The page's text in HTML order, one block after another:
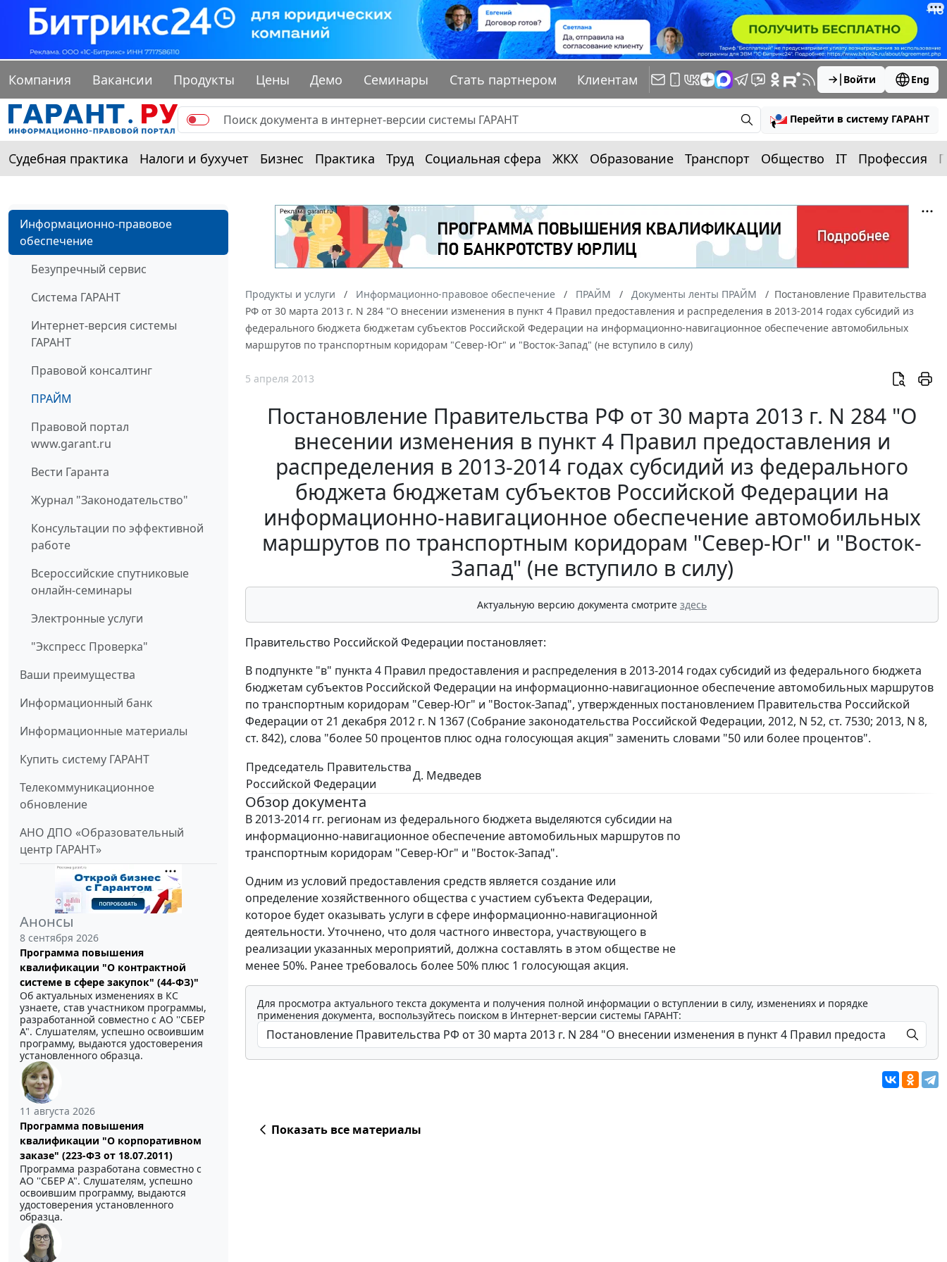
Компания Вакансии Продукты Цены Демо Семинары Стать партнером Клиентам Войти Eng
Перейти в систему ГАРАНТ
Судебная практика Налоги и бухучет Бизнес Практика Труд Социальная сфера ЖКХ Образование Транспорт Общество IT Профессия
Информационно-правовое
обеспечение
Безупречный сервис
Система ГАРАНТ
Интернет-версия системы
ГАРАНТ
Правовой консалтинг
ПРАЙМ
Правовой портал
www.garant.ru
Вести Гаранта
Журнал "Законодательство"
Консультации по эффективной
работе
Всероссийские спутниковые
онлайн-семинары
Электронные услуги
"Экспресс Проверка"
Ваши преимущества
Информационный банк
Информационные материалы
Купить систему ГАРАНТ
Телекоммуникационное
обновление
АНО ДПО «Образовательный
центр ГАРАНТ»
Анонсы
8 сентября 2026
Программа повышения
квалификации "О контрактной
системе в сфере закупок" (44-ФЗ)"
Об актуальных изменениях в КС
узнаете, став участником программы,
разработанной совместно с АО ''СБЕР
А". Слушателям, успешно освоившим
программу, выдаются удостоверения
установленного образца.
11 августа 2026
Программа повышения
квалификации "О корпоративном
заказе" (223-ФЗ от 18.07.2011)
Программа разработана совместно с
АО ''СБЕР А". Слушателям, успешно
освоившим программу, выдаются
удостоверения установленного
образца.
Продукты и услуги Информационно-правовое обеспечение ПРАЙМ Документы ленты ПРАЙМ
Постановление Правительства
РФ от 30 марта 2013 г. N 284 "О внесении изменения в пункт 4 Правил предоставления и распределения в 2013-2014 годах субсидий из
федерального бюджета бюджетам субъектов Российской Федерации на информационно-навигационное обеспечение автомобильных
маршрутов по транспортным коридорам "Север-Юг" и "Восток-Запад" (не вступило в силу)
5 апреля 2013
Постановление Правительства РФ от 30 марта 2013 г. N 284 "О
внесении изменения в пункт 4 Правил предоставления и
распределения в 2013-2014 годах субсидий из федерального
бюджета бюджетам субъектов Российской Федерации на
информационно-навигационное обеспечение автомобильных
маршрутов по транспортным коридорам "Север-Юг" и "Восток-
Запад" (не вступило в силу)
Актуальную версию документа смотрите здесь
Правительство Российской Федерации постановляет:
В подпункте "в" пункта 4 Правил предоставления и распределения в 2013-2014 годах субсидий из федерального бюджета
бюджетам субъектов Российской Федерации на информационно-навигационное обеспечение автомобильных маршрутов
по транспортным коридорам "Север-Юг" и "Восток-Запад", утвержденных постановлением Правительства Российской
Федерации от 21 декабря 2012 г. N 1367 (Собрание законодательства Российской Федерации, 2012, N 52, ст. 7530; 2013, N 8,
ст. 842), слова "более 50 процентов плюс одна голосующая акция" заменить словами "50 или более процентов".
Председатель Правительства
Российской Федерации
Д. Медведев
Обзор документа
В 2013-2014 гг. регионам из федерального бюджета выделяются субсидии на
информационно-навигационное обеспечение автомобильных маршрутов по
транспортным коридорам "Север-Юг" и "Восток-Запад".
Одним из условий предоставления средств является создание или
определение хозяйственного общества с участием субъекта Федерации,
которое будет оказывать услуги в сфере информационно-навигационной
деятельности. Уточнено, что доля частного инвестора, участвующего в
реализации указанных мероприятий, должна составлять в этом обществе не
менее 50%. Ранее требовалось более 50% плюс 1 голосующая акция.
Для просмотра актуального текста документа и получения полной информации о вступлении в силу, изменениях и порядке
применения документа, воспользуйтесь поиском в Интернет-версии системы ГАРАНТ:
Показать все материалы